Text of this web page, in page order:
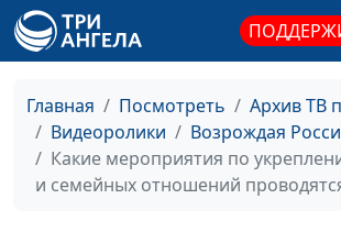
Главная Посмотреть
Архив ТВ
Видеоролики
Возрождая
Какие мероприятия по
и семейных отношений
на семейные ценности
в России?
редактор
«Религия и
В чем особая ценность
«Национальной
духовной трапезы»?
по
духовной